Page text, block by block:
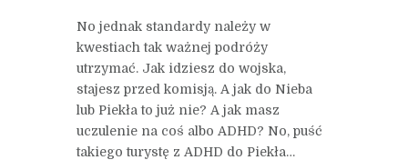
No jednak standardy należy w
kwestiach tak ważnej podróży
utrzymać. Jak idziesz do wojska,
stajesz przed komisją. A jak do Nieba
lub Piekła to już nie? A jak masz
uczulenie na coś albo ADHD? No, puść
takiego turystę z ADHD do Piekła…